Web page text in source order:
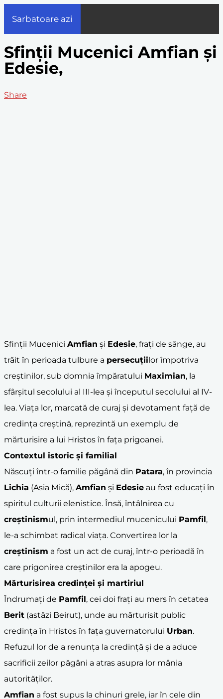
Sarbatoare azi
Sfinții Mucenici Amfian și
Edesie,
Share
Sfinții Mucenici Amfian și Edesie, frați de sânge, au
trăit în perioada tulbure a persecuțiilor împotriva
creștinilor, sub domnia împăratului Maximian, la
sfârșitul secolului al III-lea și începutul secolului al IV-
lea. Viața lor, marcată de curaj și devotament față de
credința creștină, reprezintă un exemplu de
mărturisire a lui Hristos în fața prigoanei.
Contextul istoric și familial
Născuți într-o familie păgână din Patara, în provincia
Lichia (Asia Mică), Amfian și Edesie au fost educați în
spiritul culturii elenistice. Însă, întâlnirea cu
creștinismul, prin intermediul mucenicului Pamfil,
le-a schimbat radical viața. Convertirea lor la
creștinism a fost un act de curaj, într-o perioadă în
care prigonirea creștinilor era la apogeu.
Mărturisirea credinței și martiriul
Îndrumați de Pamfil, cei doi frați au mers în cetatea
Berit (astăzi Beirut), unde au mărturisit public
credința în Hristos în fața guvernatorului Urban.
Refuzul lor de a renunța la credință și de a aduce
sacrificii zeilor păgâni a atras asupra lor mânia
autorităților.
Amfian a fost supus la chinuri grele, iar în cele din